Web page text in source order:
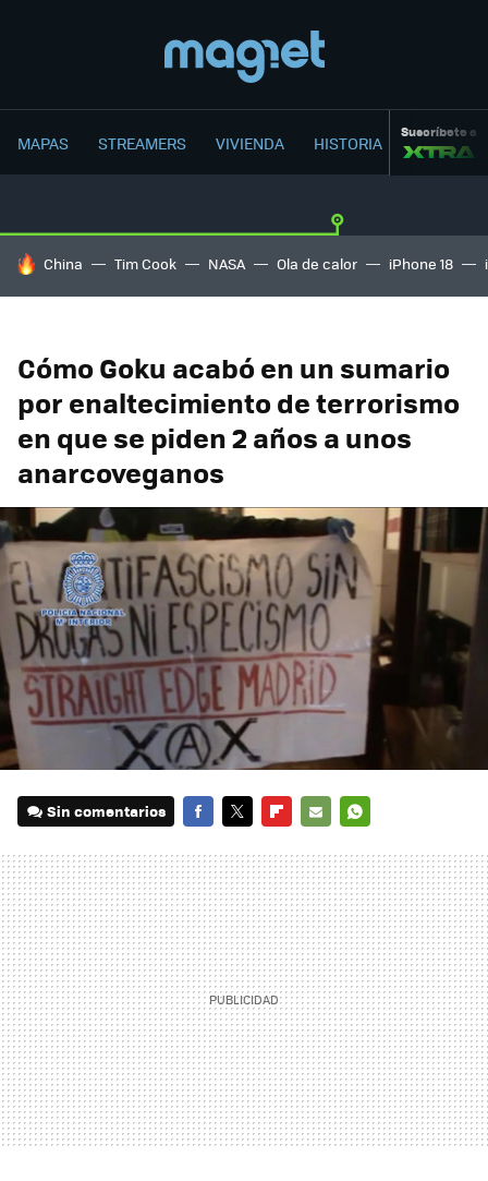
MAPAS STREAMERS VIVIENDA HISTORIA Suscríbete a
HOY SE HABLA DE
China Tim Cook NASA Ola de calor iPhone 18
Cómo Goku acabó en un sumario
por enaltecimiento de terrorismo
en que se piden 2 años a unos
anarcoveganos
Sin comentarios
MAIL